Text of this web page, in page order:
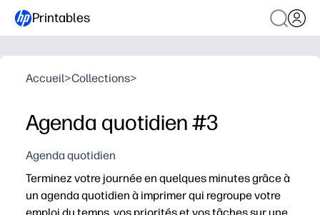
Printables
Accueil>Collections>
Agenda quotidien #3
Agenda quotidien
Terminez votre journée en quelques minutes grâce à
un agenda quotidien à imprimer qui regroupe votre